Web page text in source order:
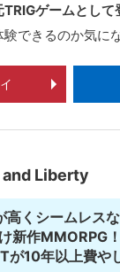
ゲームとして
できるのか気に
Liberty
高くシームレス
新作MMORPG
が10年以上費や